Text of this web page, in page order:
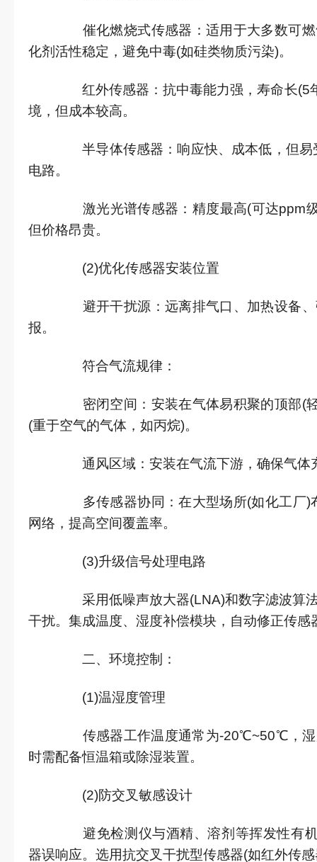
催化燃烧式传感器：适用于大多数可燃
化剂活性稳定，避免中毒(如硅类物质污染)。
红外传感器：抗中毒能力强，寿命长(5
境，但成本较高。
半导体传感器：响应快、成本低，但易
电路。
激光光谱传感器：精度最高(可达ppm
但价格昂贵。
(2)优化传感器安装位置
避开干扰源：远离排气口、加热设备、
报。
符合气流规律：
密闭空间：安装在气体易积聚的顶部(
(重于空气的气体，如丙烷)。
通风区域：安装在气流下游，确保气体
多传感器协同：在大型场所(如化工厂)
网络，提高空间覆盖率。
(3)升级信号处理电路
采用低噪声放大器(LNA)和数字滤波算
干扰。集成温度、湿度补偿模块，自动修正传感
二、环境控制：
(1)温湿度管理
传感器工作温度通常为-20℃~50℃，湿
时需配备恒温箱或除湿装置。
(2)防交叉敏感设计
避免检测仪与酒精、溶剂等挥发性有机
器误响应。选用抗交叉干扰型传感器(如红外传